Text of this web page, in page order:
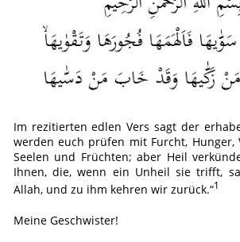
Im rezitierten edlen Vers sagt der
werden euch prüfen mit Furcht, Hunger,
Seelen und Früchten; aber Heil
Ihnen, die, wenn ein Unheil sie trifft,
Allah, und zu ihm kehren wir zurück.“1
Meine Geschwister!